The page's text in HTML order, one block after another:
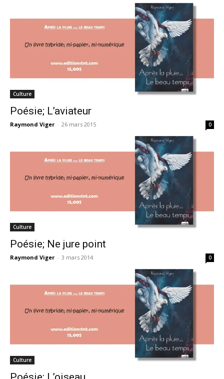
Culture
Poésie; L’aviateur
Raymond Viger - 26 mars 2015 0
Culture
Poésie; Ne jure point
Raymond Viger - 3 mars 2014 0
Culture